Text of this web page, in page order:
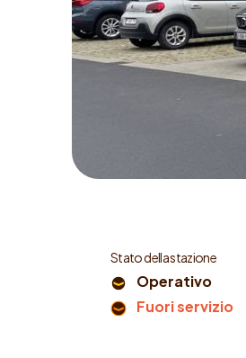
Stato della stazione
Operativo
Fuori servizio